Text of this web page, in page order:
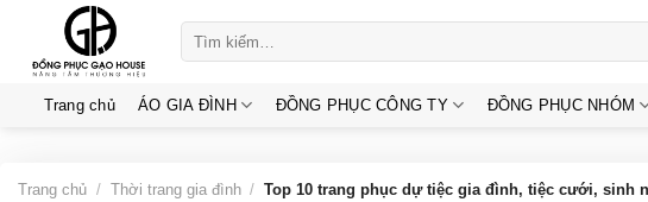
content
Trang chủ ÁO GIA ĐÌNH ĐỒNG PHỤC CÔNG TY ĐỒNG PHỤC NHÓM
Trang chủ / Thời trang gia đình / Top 10 trang phục dự tiệc gia đình, tiệc cưới, sinh